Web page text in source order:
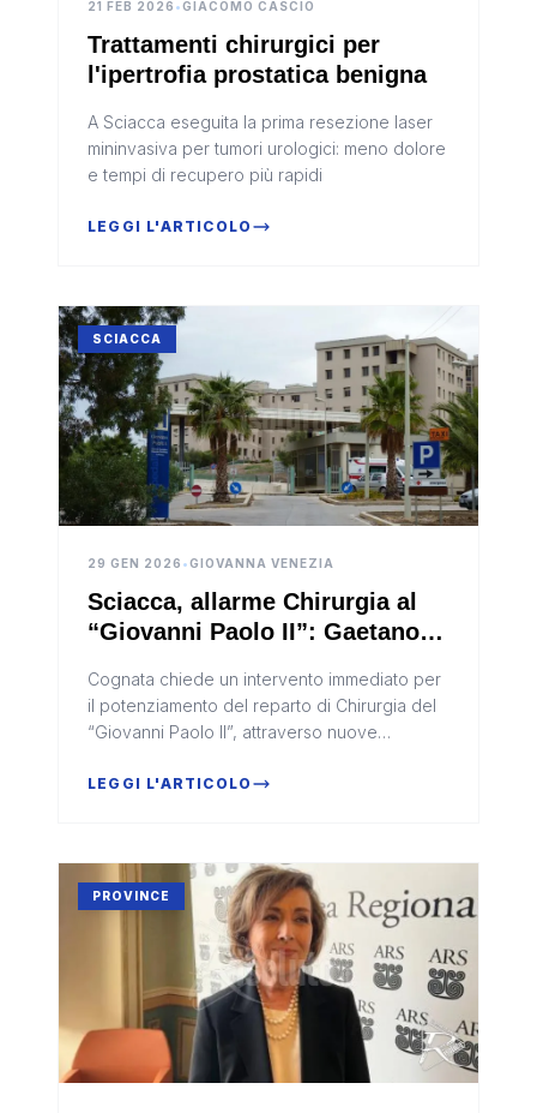
21 FEB 2026 •GIACOMO CASCIO
Trattamenti chirurgici per
l'ipertrofia prostatica benigna
A Sciacca eseguita la prima resezione laser
mininvasiva per tumori urologici: meno dolore
e tempi di recupero più rapidi
LEGGI L'ARTICOLO
SCIACCA
29 GEN 2026 •GIOVANNA VENEZIA
Sciacca, allarme Chirurgia al
“Giovanni Paolo II”: Gaetano
medici
Cognata chiede un intervento immediato per
il potenziamento del reparto di Chirurgia del
“Giovanni Paolo II”, attraverso nuove
LEGGI L'ARTICOLO
PROVINCE